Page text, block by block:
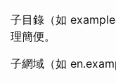
子目錄（如
理簡便。
子網域（如